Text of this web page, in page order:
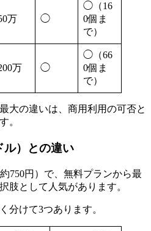
万 ◯
◯（16
0個ま
で）
万 ◯
◯（66
0個ま
で）
大の違いは、商用利用の可否と
。
ル）との違い
750円）で、無料プランから最
肢として人気があります。
分けて3つあります。